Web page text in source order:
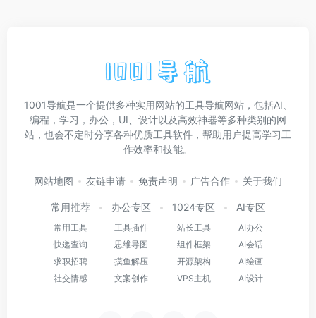
1001导航是一个提供多种实用网站的工具导航网站，包括AI、
编程，学习，办公，UI、设计以及高效神器等多种类别的网
站，也会不定时分享各种优质工具软件，帮助用户提高学习工
作效率和技能。
网站地图 友链申请 免责声明 广告合作 关于我们
常用推荐
常用工具
快递查询
求职招聘
社交情感
办公专区
工具插件
思维导图
摸鱼解压
文案创作
1024专区
站长工具
组件框架
开源架构
VPS主机
AI专区
AI办公
AI会话
AI绘画
AI设计